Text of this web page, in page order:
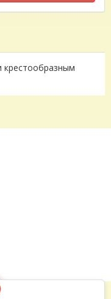
крестообразным